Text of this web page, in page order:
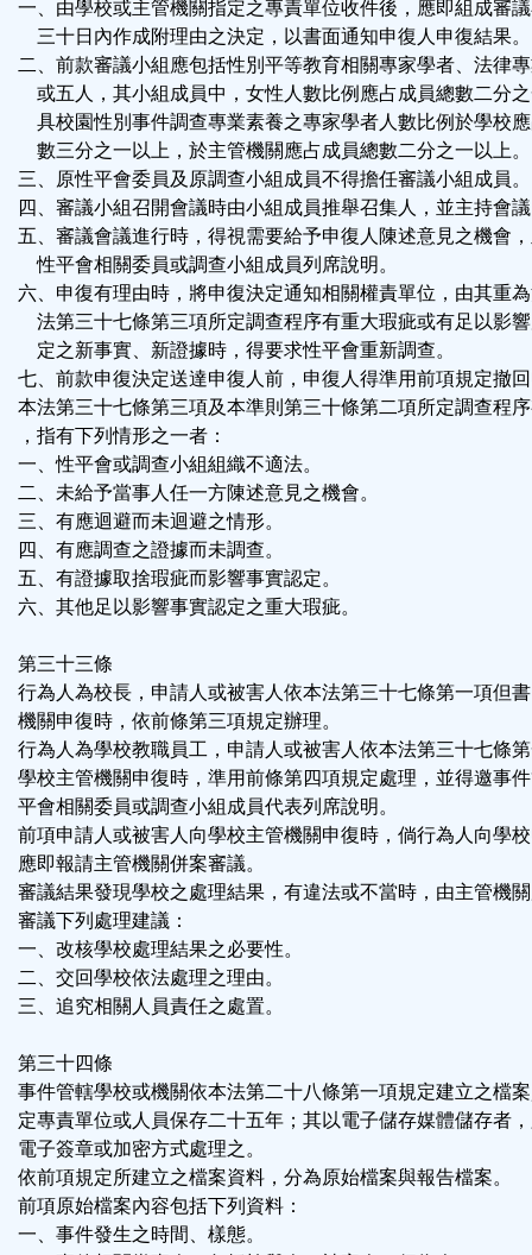
一、由學校或主管機關指定之專責單位收件後，應即組成審
三十日內作成附理由之決定，以書面通知申復人申復結果。
二、前款審議小組應包括性別平等教育相關專家學者、法律
或五人，其小組成員中，女性人數比例應占成員總數二分
具校園性別事件調查專業素養之專家學者人數比例於學校
數三分之一以上，於主管機關應占成員總數二分之一以上。
三、原性平會委員及原調查小組成員不得擔任審議小組成員。
四、審議小組召開會議時由小組成員推舉召集人，並主持會
五、審議會議進行時，得視需要給予申復人陳述意見之機會
性平會相關委員或調查小組成員列席說明。
六、申復有理由時，將申復決定通知相關權責單位，由其重
法第三十七條第三項所定調查程序有重大瑕疵或有足以影
定之新事實、新證據時，得要求性平會重新調查。
七、前款申復決定送達申復人前，申復人得準用前項規定撤
本法第三十七條第三項及本準則第三十條第二項所定調查程
，指有下列情形之一者：
一、性平會或調查小組組織不適法。
二、未給予當事人任一方陳述意見之機會。
三、有應迴避而未迴避之情形。
四、有應調查之證據而未調查。
五、有證據取捨瑕疵而影響事實認定。
六、其他足以影響事實認定之重大瑕疵。
第三十三條
行為人為校長，申請人或被害人依本法第三十七條第一項但
機關申復時，依前條第三項規定辦理。
行為人為學校教職員工，申請人或被害人依本法第三十七條
學校主管機關申復時，準用前條第四項規定處理，並得邀事
平會相關委員或調查小組成員代表列席說明。
前項申請人或被害人向學校主管機關申復時，倘行為人向學
應即報請主管機關併案審議。
審議結果發現學校之處理結果，有違法或不當時，由主管機
審議下列處理建議：
一、改核學校處理結果之必要性。
二、交回學校依法處理之理由。
三、追究相關人員責任之處置。
第三十四條
事件管轄學校或機關依本法第二十八條第一項規定建立之檔
定專責單位或人員保存二十五年；其以電子儲存媒體儲存者
電子簽章或加密方式處理之。
依前項規定所建立之檔案資料，分為原始檔案與報告檔案。
前項原始檔案內容包括下列資料：
一、事件發生之時間、樣態。